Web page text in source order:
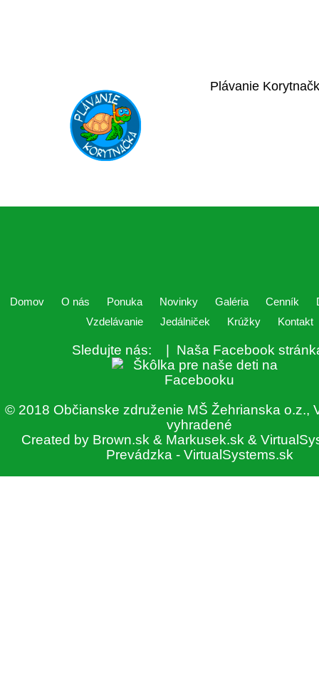
Plávanie
Domov O nás Ponuka Novinky Galéria Cenník
Vzdelávanie
Jedálniček Krúžky Kontakt
Sledujte nás: | Naša Facebook
© 2018 Občianske združenie MŠ Žehrianska o.z.,
vyhradené
Created by Brown.sk & Markusek.sk &
Prevádzka - VirtualSystems.sk